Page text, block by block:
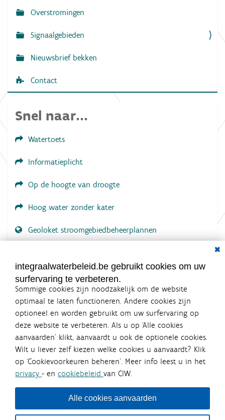
g
t
Overstromingen
Signaalgebieden
Nieuwsbrief bekken
Contact
Snel naar...
Watertoets
Informatieplicht
Op de hoogte van droogte
Hoog water zonder kater
Geoloket stroomgebiedbeheerplannen
LOGIN VEREIST
integraalwaterbeleid.be gebruikt cookies om uw
surfervaring te verbeteren.
Sommige cookies zijn noodzakelijk om de website
optimaal te laten functioneren. Andere cookies zijn
optioneel en worden gebruikt om uw surfervaring op
deze website te verbeteren. Als u op ‘Alle cookies
aanvaarden’ klikt, aanvaardt u ook de optionele cookies.
Wilt u liever zelf kiezen welke cookies u aanvaardt? Klik
op ‘Cookievoorkeuren beheren’. Meer info leest u in het
privacy - en cookiebeleid van CIW.
Alle cookies aanvaarden
Integraalwaterbeleid.be is een
officiële website van de Vlaamse
overheid
uitgegeven door Coördinatiecommissie Integraal
Waterbeleid
De Coördinatiecommissie Integraal Waterbeleid (CIW) is een
bestuursniveaus die bij het waterbeleid betrokken zijn. Ook
waterbedrijven nemen deel aan het overleg. Deze
samenwerking zorgt voor een gecoördineerde en